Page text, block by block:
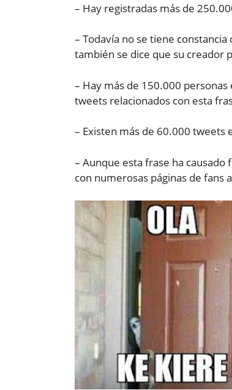
– Hay registradas más de
– Todavía no se tiene
también se dice que su creador
– Hay más de 150.000
tweets relacionados con esta
– Existen más de 60.000 tweets
– Aunque esta frase ha
con numerosas páginas de fans